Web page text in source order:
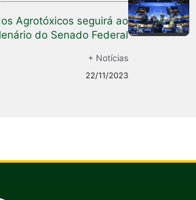
Agrotóxicos seguirá ao
do Senado Federal
+ Notícias
22/11/2023